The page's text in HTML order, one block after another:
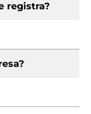
registra?